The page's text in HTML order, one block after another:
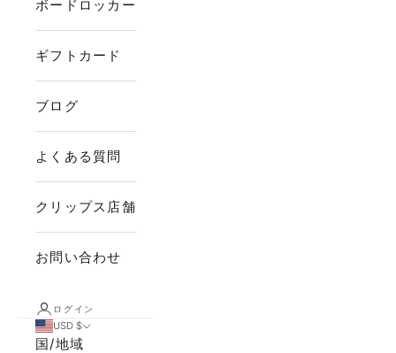
ボードロッカー
ギフトカード
ブログ
よくある質問
クリップス店舗
お問い合わせ
ログイン
USD $
国/地域